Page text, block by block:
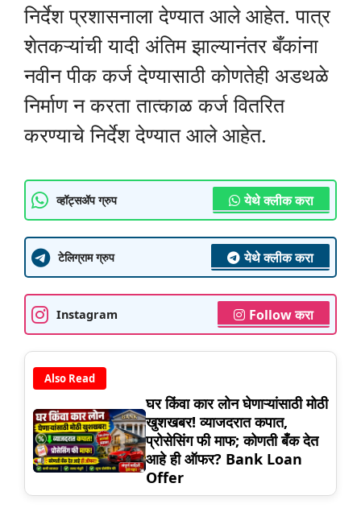
निर्देश प्रशासनाला देण्यात आले आहेत. पात्र
शेतकऱ्यांची यादी अंतिम झाल्यानंतर बँकांना
नवीन पीक कर्ज देण्यासाठी कोणतेही अडथळे
निर्माण न करता तात्काळ कर्ज वितरित
करण्याचे निर्देश देण्यात आले आहेत.
व्हॉट्सॲप ग्रुप येथे क्लीक करा
टेलिग्राम ग्रुप येथे क्लीक करा
Instagram Follow करा
Also Read
घर किंवा कार लोन घेणाऱ्यांसाठी मोठी
खुशखबर! व्याजदरात कपात,
प्रोसेसिंग फी माफ; कोणती बँक देत
आहे ही ऑफर? Bank Loan
Offer